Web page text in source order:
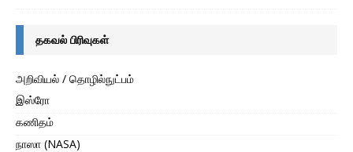
தகவல் பிரிவுகள்
அறிவியல் / தொழில்நுட்பம்
இஸ்ரோ
கணிதம்
நாஸா (NASA)